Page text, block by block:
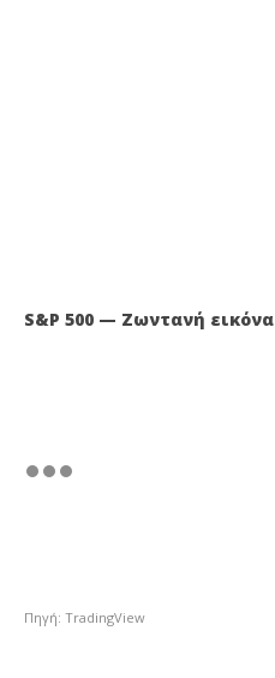
S&P 500 — Ζωντανή εικόνα
Πηγή: TradingView